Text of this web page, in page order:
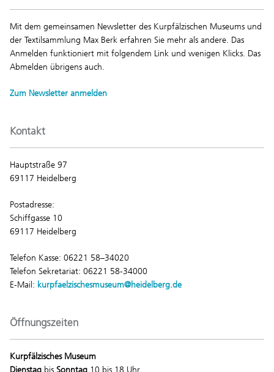
Mit dem gemeinsamen Newsletter des Kurpfälzischen Museums und
der Textilsammlung Max Berk erfahren Sie mehr als andere. Das
Anmelden funktioniert mit folgendem Link und wenigen Klicks. Das
Abmelden übrigens auch.
Zum Newsletter anmelden
Kontakt
Hauptstraße 97
69117 Heidelberg
Postadresse:
Schiffgasse 10
69117 Heidelberg
Telefon Kasse: 06221 58–34020
Telefon Sekretariat: 06221 58-34000
E-Mail: kurpfaelzischesmuseum@heidelberg.de
Öffnungszeiten
Kurpfälzisches Museum
Dienstag bis Sonntag 10 bis 18 Uhr